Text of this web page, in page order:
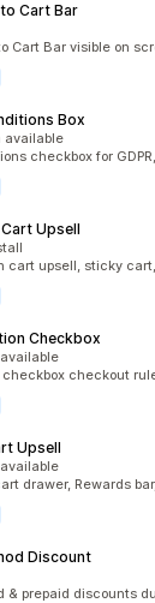
Cart Bar
Cart Bar visible on
Box
available
checkbox for
Upsell
cart upsell, sticky
Checkbox
checkout
Upsell
drawer, Rewards
Discount
& prepaid discounts